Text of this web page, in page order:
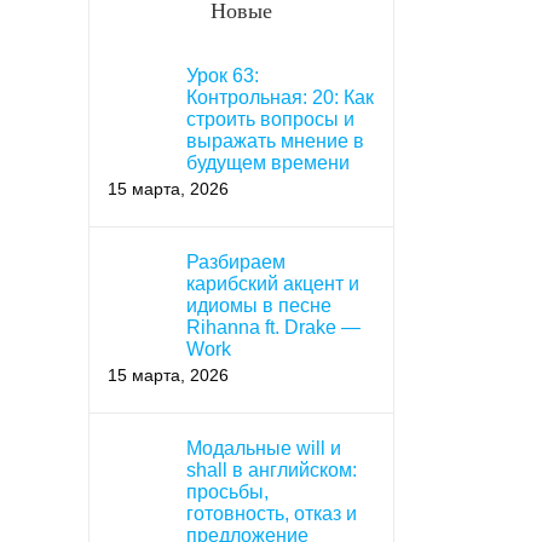
Новые
Урок 63:
Контрольная: 20: Как
строить вопросы и
выражать мнение в
будущем времени
15 марта, 2026
Разбираем
карибский акцент и
идиомы в песне
Rihanna ft. Drake —
Work
15 марта, 2026
Модальные will и
shall в английском:
просьбы,
готовность, отказ и
предложение